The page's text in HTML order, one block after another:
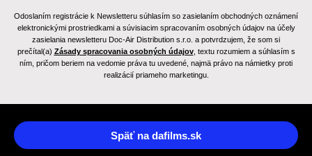
Odoslaním registrácie k Newsletteru súhlasím so zasielaním obchodných oznámení
elektronickými prostriedkami a súvisiacim spracovaním osobných údajov na účely
zasielania newsletteru Doc-Air Distribution s.r.o. a potvrdzujem, že som si
prečítal(a) Zásady spracovania osobných údajov, textu rozumiem a súhlasím s
ním, pričom beriem na vedomie práva tu uvedené, najmä právo na námietky proti
realizácií priameho marketingu.
Späť na dafilms.sk